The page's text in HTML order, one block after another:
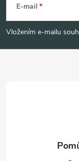
p
a
E-mail
Vložením e-mailu